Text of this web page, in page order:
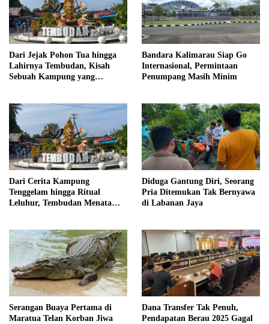
Dari Jejak Pohon Tua hingga
Lahirnya Tembudan, Kisah
Sebuah Kampung yang
Bandara Kalimarau Siap Go
Internasional, Permintaan
Penumpang Masih Minim
Dari Cerita Kampung
Tenggelam hingga Ritual
Leluhur, Tembudan Menata
Diduga Gantung Diri, Seorang
Pria Ditemukan Tak Bernyawa
di Labanan Jaya
Serangan Buaya Pertama di
Maratua Telan Korban Jiwa
Dana Transfer Tak Penuh,
Pendapatan Berau 2025 Gagal